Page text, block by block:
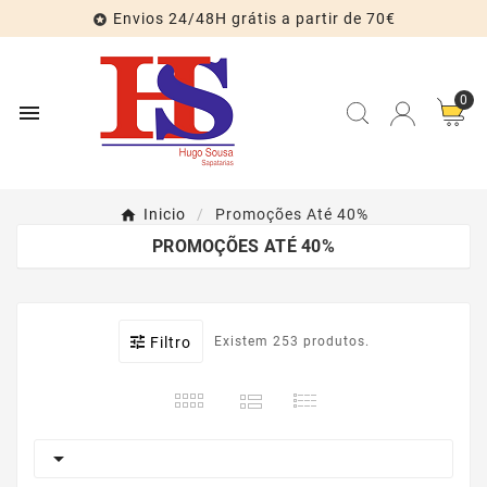
 Envios 24/48H grátis a partir de 70€

0
Inicio Promoções Até 40%
PROMOÇÕES ATÉ 40%
Filtro Existem 253 produtos.
